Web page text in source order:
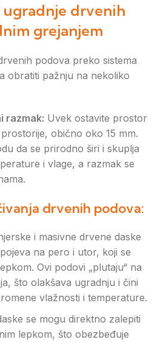
drvenih
grejanjem
podova preko sistema
obratiti pažnju na nekoliko
razmak: Uvek ostavite prostor
obično oko 15 mm.
da se prirodno širi i skuplja
i vlage, a razmak se
drvenih podova:
i masivne drvene daske
na pero i utor, koji se
Ovi podovi „plutaju“ na
što olakšava ugradnju i čini
vlažnosti i temperature.
se mogu direktno zalepiti
lepkom, što obezbeđuje